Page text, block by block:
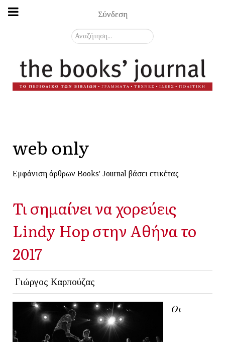
Σύνδεση
Αναζήτηση...
web only
Εμφάνιση άρθρων Books' Journal βάσει ετικέτας
Τι σημαίνει να χορεύεις
Lindy Hop στην Αθήνα το
2017
Γιώργος Καρπούζας
Οι